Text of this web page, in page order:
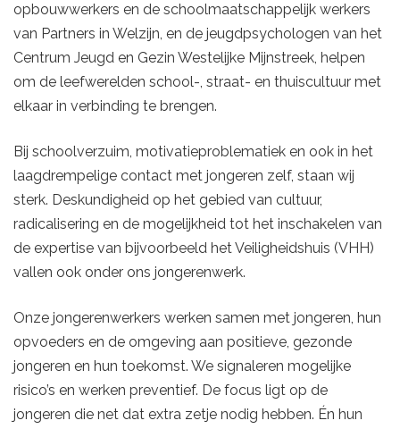
opbouwwerkers en de schoolmaatschappelijk werkers
van Partners in Welzijn, en de jeugdpsychologen van het
Centrum Jeugd en Gezin Westelijke Mijnstreek, helpen
om de leefwerelden school-, straat- en thuiscultuur met
elkaar in verbinding te brengen.
Bij schoolverzuim, motivatieproblematiek en ook in het
laagdrempelige contact met jongeren zelf, staan wij
sterk. Deskundigheid op het gebied van cultuur,
radicalisering en de mogelijkheid tot het inschakelen van
de expertise van bijvoorbeeld het Veiligheidshuis (VHH)
vallen ook onder ons jongerenwerk.
Onze jongerenwerkers werken samen met jongeren, hun
opvoeders en de omgeving aan positieve, gezonde
jongeren en hun toekomst. We signaleren mogelijke
risico’s en werken preventief. De focus ligt op de
jongeren die net dat extra zetje nodig hebben. Én hun